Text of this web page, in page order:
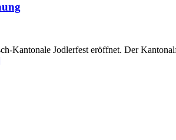
Kantonale Jodlerfest eröffnet. Der